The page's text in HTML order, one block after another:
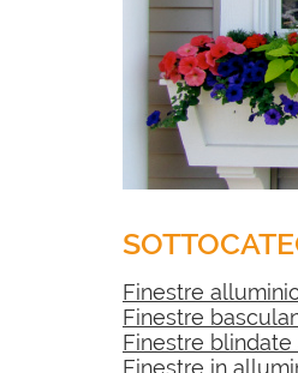
Finestre
Finestre
Finestre blindate
Finestre in